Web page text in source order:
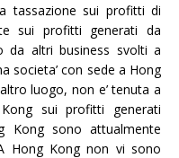
tassazione sui profitti di
sui profitti generati da
da altri business svolti a
societa’ con sede a Hong
luogo, non e’ tenuta a
sui profitti generati
Kong sono attualmente
Hong Kong non vi sono